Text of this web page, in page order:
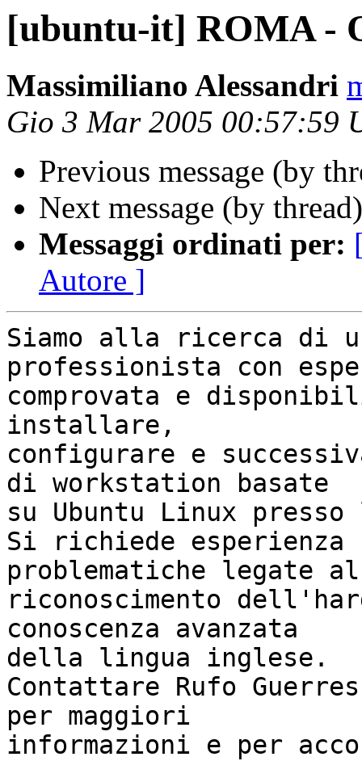
[ubuntu-it] ROMA -
Massimiliano Alessandri
Gio 3 Mar 2005 00:57:59
Previous message (by
Next message (by
Messaggi ordinati per:
Autore ]
Siamo alla ricerca di
professionista con
comprovata e
installare,
configurare e
di workstation basate
su Ubuntu Linux
Si richiede
problematiche legate
riconoscimento
conoscenza avanzata
della lingua inglese.
Contattare Rufo
per maggiori
informazioni e per